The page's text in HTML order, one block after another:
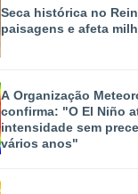
Seca histórica no
paisagens e afeta
A Organização
confirma: "O El Niño
intensidade sem
vários anos"